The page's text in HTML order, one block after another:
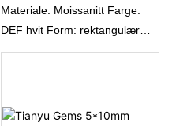
for å bedre møte markedets
etterspørsel.
Syntetisk Moissanitt For
Smykker
Materiale: Moissanitt Farge:
DEF hvit Form: rektangulær
Skjæring: fransk skjæring